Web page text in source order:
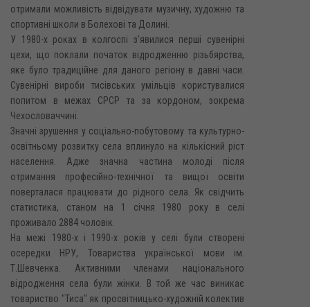
отримали можливість відвідувати музичну, художню та
спортивні школи в Болехові та Долині.
У 1980-х роках в колгоспі з'явилися перші сувенірні
цехи, що поклали початок відродженню різьбярства,
яке було традиційне для даного регіону в давні часи.
Сувенірні вироби тисівських умільців користувалися
попитом в межах СPCP та за кордоном, зокрема
Чехословаччині.
Значні зрушення у соціально-побутовому та культурно-
освітньому розвитку села вплинуло на кількісний ріст
населення. Адже значна частина молоді після
отримання професійно-технічної та вищої освіти
поверталася працювати до рідного села. Як свідчить
статистика, станом на 1 січня 1980 року в селі
проживало 2884 чоловік.
На межі 1980-х і 1990-х років у селі були створені
осередки НРУ, Товариства української мови ім.
Т.Шевченка. Активними членами національного
відродження села були жінки. В той же час виникає
товариство "Тиса" як просвітницько-художній колектив